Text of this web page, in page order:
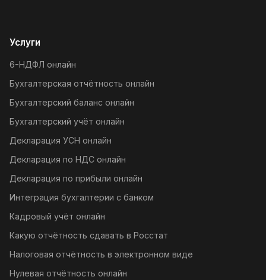
Услуги
6-НДФЛ онлайн
Бухгалтерская отчётность онлайн
Бухгалтерский баланс онлайн
Бухгалтерский учёт онлайн
Декларация УСН онлайн
Декларация по НДС онлайн
Декларация по прибыли онлайн
Интеграция бухгалтерии с банком
Кадровый учёт онлайн
Какую отчётность сдавать в Росстат
Налоговая отчётность в электронном виде
Нулевая отчётность онлайн